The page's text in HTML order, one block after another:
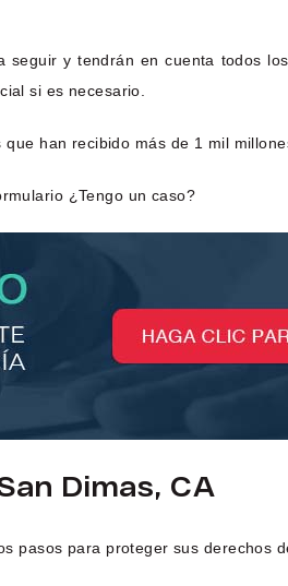
seguir y tendrán en cuenta todos
si es necesario.
han recibido más de 1 mil
¿Tengo un caso?
Dimas, CA
pasos para proteger sus derechos